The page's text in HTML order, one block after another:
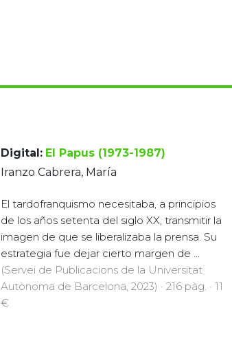
Digital: El Papus (1973-1987)
Iranzo Cabrera, María
El tardofranquismo necesitaba, a principios
de los años setenta del siglo XX, transmitir la
imagen de que se liberalizaba la prensa. Su
estrategia fue dejar cierto margen de ...
(Servei de Publicacions de la Universitat
Autònoma de Barcelona, 2023) · 216 pàg. · 11
€